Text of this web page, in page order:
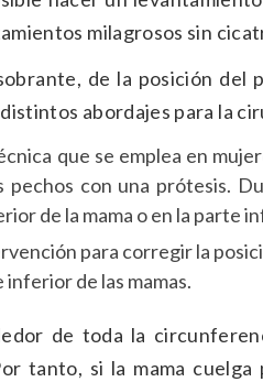
milagrosos sin
de la posición del
abordajes para la
que se emplea en
con una prótesis.
de la mama o en la parte
para corregir la
inferior de las mamas.
de toda la
tanto, si la mama cuelga